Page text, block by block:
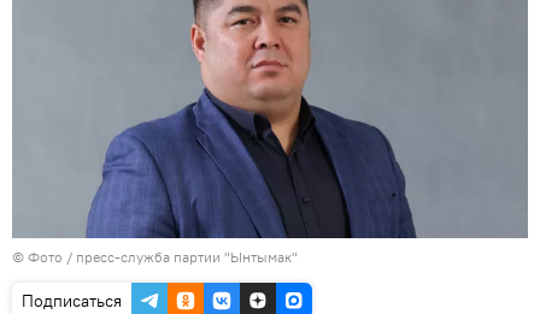
© Фото / пресс-служба партии "Ынтымак"
Подписаться